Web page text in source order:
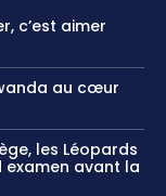
c’est aimer
au cœur
les Léopards
examen avant la